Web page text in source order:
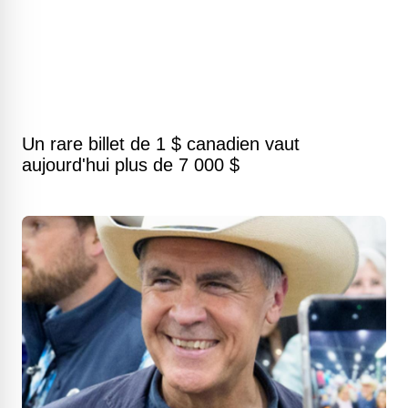
Un rare billet de 1 $ canadien vaut
aujourd'hui plus de 7 000 $